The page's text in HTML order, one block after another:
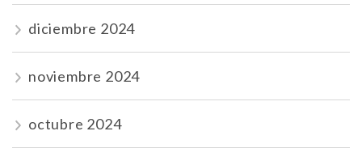
diciembre 2024
noviembre 2024
octubre 2024